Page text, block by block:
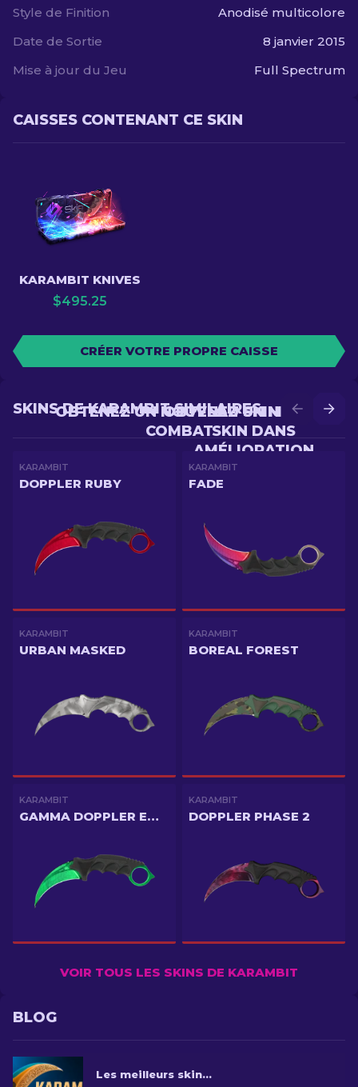
Style de Finition
Anodisé multicolore
Date de Sortie
8 janvier 2015
Mise à jour du Jeu
Full Spectrum
CAISSES CONTENANT CE SKIN
KARAMBIT KNIVES
$495.25
CRÉER VOTRE PROPRE CAISSE
OBTENEZ UN MEILLEUR
SKIN DANS
AMÉLIORATION
OBTENEZ UN NOUVEAU SKIN EN
COMBAT
SKINS DE KARAMBIT SIMILAIRES
KARAMBIT
DOPPLER RUBY
KARAMBIT
FADE
KARAMBIT
URBAN MASKED
KARAMBIT
BOREAL FOREST
KARAMBIT
GAMMA DOPPLER EMERALD
KARAMBIT
DOPPLER PHASE 2
VOIR TOUS LES SKINS DE KARAMBIT
BLOG
Les meilleurs skins pour couteaux Karambit CS2